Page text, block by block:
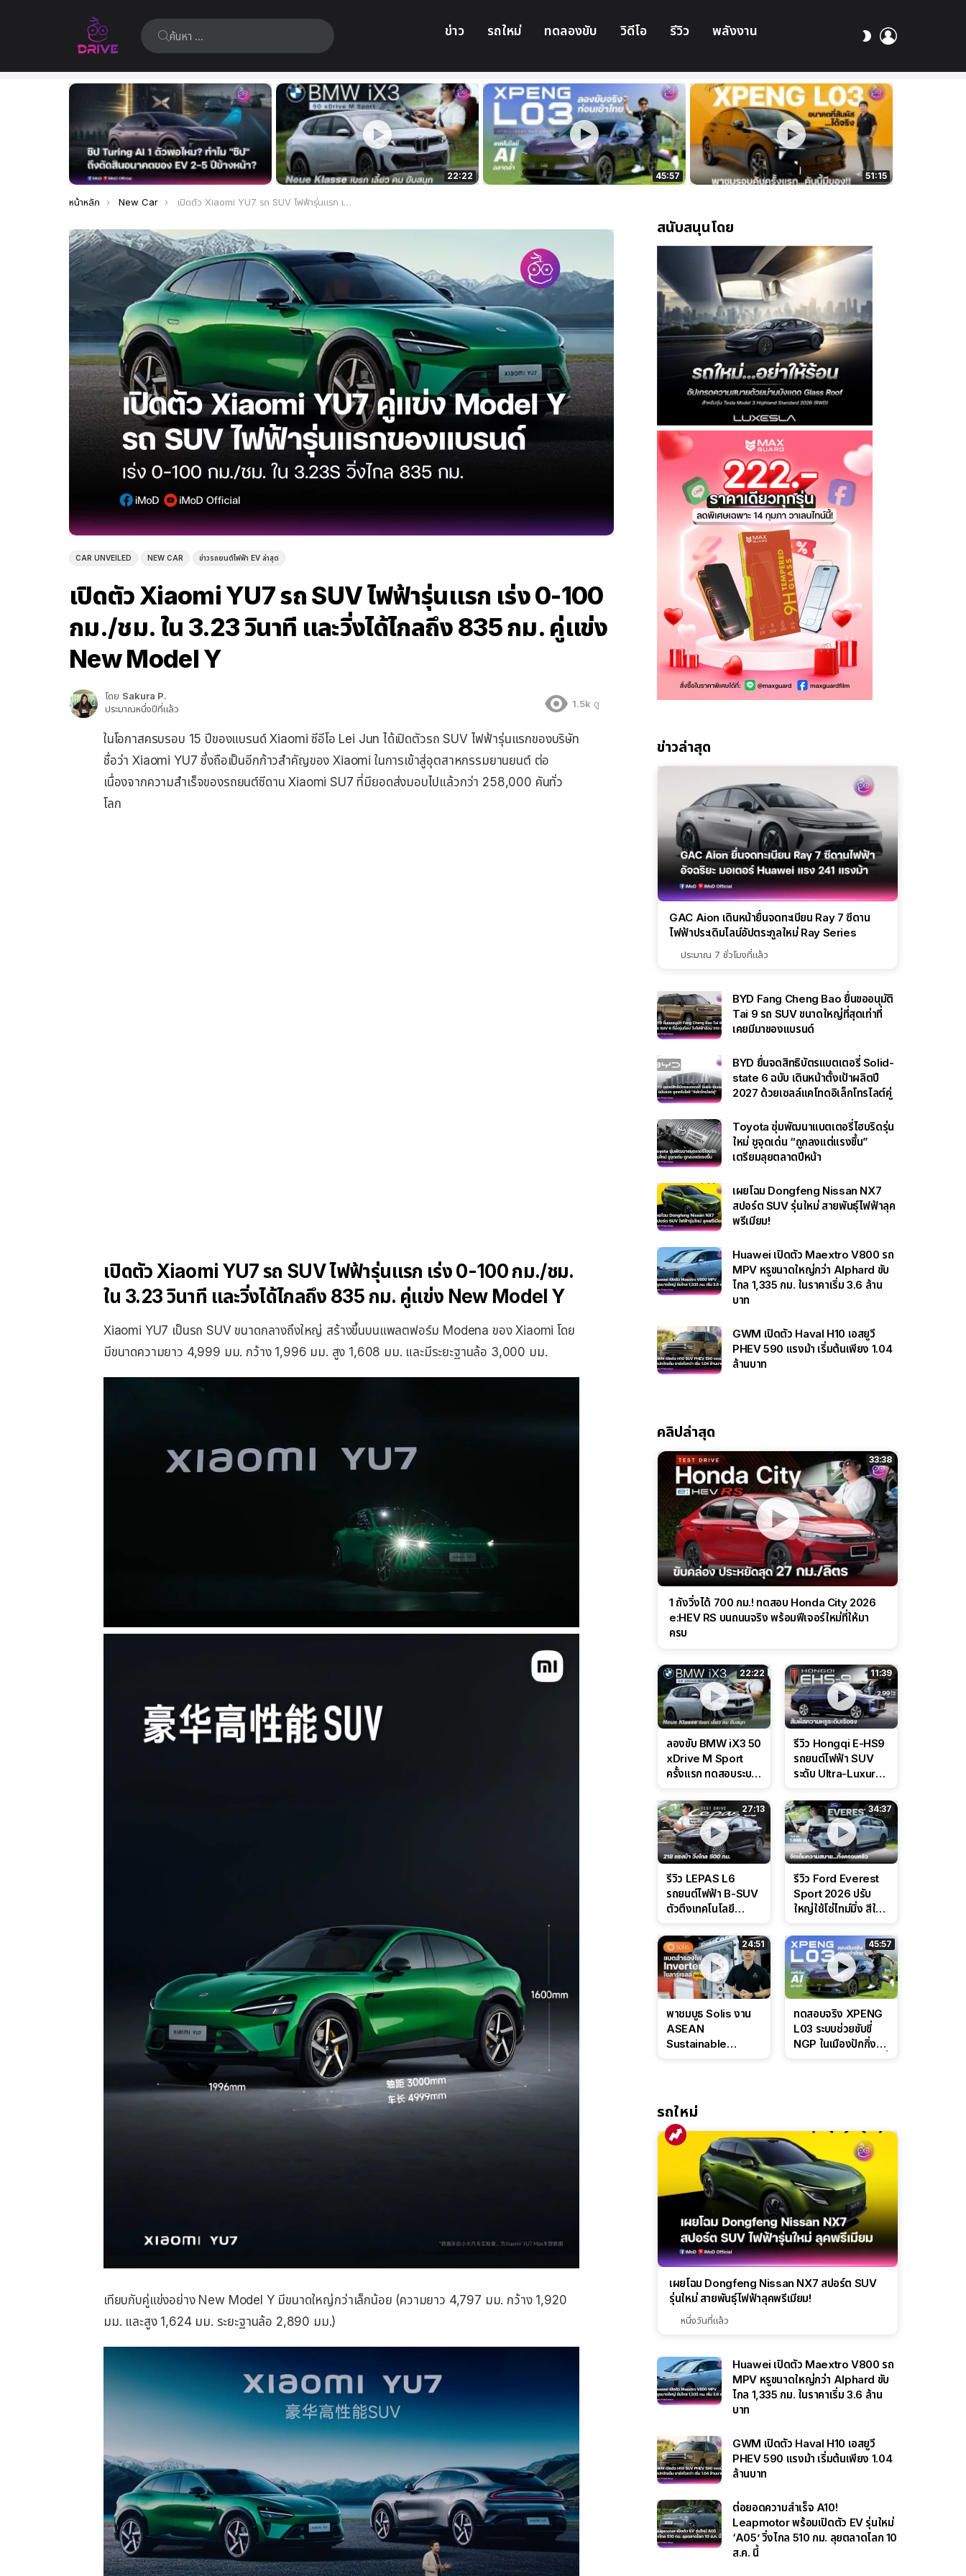
ค้นหา: ข่าว รถใหม่ ทดลองขับ วิดีโอ รีวิว พลังงาน
สลับ
เรื่อง
ล่าสุด
22:22 45:57 51:15
คุณอยู่ที่นี่:
หน้าหลัก New Car เปิดตัว Xiaomi YU7 รถ SUV ไฟฟ้ารุ่นแรก เร่ง 0-100 กม./ชม. ใน 3.23 วินาที และวิ่งได้ไกลถึง 835 กม. คู่แข่ง New Model Y
CAR UNVEILED NEW CAR ข่าวรถยนต์ไฟฟ้า EV ล่าสุด
เปิดตัว Xiaomi YU7 รถ SUV ไฟฟ้ารุ่นแรก เร่ง 0-100
กม./ชม. ใน 3.23 วินาที และวิ่งได้ไกลถึง 835 กม. คู่แข่ง
New Model Y
โดย Sakura P.
ประมาณหนึ่งปีที่แล้ว
1.5k ดู
ในโอกาสครบรอบ 15 ปีของแบรนด์ Xiaomi ซีอีโอ Lei Jun ได้เปิดตัวรถ SUV ไฟฟ้ารุ่นแรกของบริษัท
ชื่อว่า Xiaomi YU7 ซึ่งถือเป็นอีกก้าวสำคัญของ Xiaomi ในการเข้าสู่อุตสาหกรรมยานยนต์ ต่อ
เนื่องจากความสำเร็จของรถยนต์ซีดาน Xiaomi SU7 ที่มียอดส่งมอบไปแล้วกว่า 258,000 คันทั่ว
โลก
เปิดตัว Xiaomi YU7 รถ SUV ไฟฟ้ารุ่นแรก เร่ง 0-100 กม./ชม.
ใน 3.23 วินาที และวิ่งได้ไกลถึง 835 กม. คู่แข่ง New Model Y
Xiaomi YU7 เป็นรถ SUV ขนาดกลางถึงใหญ่ สร้างขึ้นบนแพลตฟอร์ม Modena ของ Xiaomi โดย
มีขนาดความยาว 4,999 มม. กว้าง 1,996 มม. สูง 1,608 มม. และมีระยะฐานล้อ 3,000 มม.
เทียบกับคู่แข่งอย่าง New Model Y มีขนาดใหญ่กว่าเล็กน้อย (ความยาว 4,797 มม. กว้าง 1,920
มม. และสูง 1,624 มม. ระยะฐานล้อ 2,890 มม.)
สนับสนุนโดย
ข่าวล่าสุด
GAC Aion เดินหน้ายื่นจดทะเบียน Ray 7 ซีดาน
ไฟฟ้าประเดิมไลน์อัปตระกูลใหม่ Ray Series
ประมาณ 7 ชั่วโมงที่แล้ว
BYD Fang Cheng Bao ยื่นขออนุมัติ
Tai 9 รถ SUV ขนาดใหญ่ที่สุดเท่าที่
เคยมีมาของแบรนด์
BYD ยื่นจดสิทธิบัตรแบตเตอรี่ Solid-
state 6 ฉบับ เดินหน้าตั้งเป้าผลิตปี
2027 ด้วยเซลล์แคโทดอิเล็กโทรไลต์คู่
Toyota ซุ่มพัฒนาแบตเตอรี่ไฮบริดรุ่น
ใหม่ ชูจุดเด่น “ถูกลงแต่แรงขึ้น”
เตรียมลุยตลาดปีหน้า
เผยโฉม Dongfeng Nissan NX7
สปอร์ต SUV รุ่นใหม่ สายพันธุ์ไฟฟ้าลุค
พรีเมียม!
Huawei เปิดตัว Maextro V800 รถ
MPV หรูขนาดใหญ่กว่า Alphard ขับ
ไกล 1,335 กม. ในราคาเริ่ม 3.6 ล้าน
บาท
GWM เปิดตัว Haval H10 เอสยูวี
PHEV 590 แรงม้า เริ่มต้นเพียง 1.04
ล้านบาท
คลิปล่าสุด
33:38
1 ถังวิ่งได้ 700 กม.! ทดสอบ Honda City 2026
e:HEV RS บนถนนจริง พร้อมฟีเจอร์ใหม่ที่ให้มา
ครบ
22:22
ลองขับ BMW iX3 50
xDrive M Sport
ครั้งแรก ทดสอบระบบ
Performance แบบ
จัดเต็มในสนาม
11:39
รีวิว Hongqi E-HS9
รถยนต์ไฟฟ้า SUV
ระดับ Ultra-Luxury
CDC นุ่มหนึบเหนือ
ระดับ
27:13
รีวิว LEPAS L6
รถยนต์ไฟฟ้า B-SUV
ตัวตึงเทคโนโลยี
ล่างหนึบ ลุ้นราคา 7
แสนต้น
34:37
รีวิว Ford Everest
Sport 2026 ปรับ
ใหญ่ใช้โซ่ไทม์มิ่ง สีใหม่
ดุดันสไตล์ครอบครัว
สายลุย
24:51
พาชมบูธ Solis งาน
ASEAN
Sustainable
IntelliHouse และ
EverCORE โซลูชัน
ESS ครบวงจร
45:57
ทดสอบจริง XPENG
L03 ระบบช่วยขับขี่
NGP ในเมืองปักกิ่ง
รถใหม่
เผยโฉม Dongfeng Nissan NX7 สปอร์ต SUV
รุ่นใหม่ สายพันธุ์ไฟฟ้าลุคพรีเมียม!
หนึ่งวันที่แล้ว
Huawei เปิดตัว Maextro V800 รถ
MPV หรูขนาดใหญ่กว่า Alphard ขับ
ไกล 1,335 กม. ในราคาเริ่ม 3.6 ล้าน
บาท
GWM เปิดตัว Haval H10 เอสยูวี
PHEV 590 แรงม้า เริ่มต้นเพียง 1.04
ล้านบาท
ต่อยอดความสำเร็จ A10!
Leapmotor พร้อมเปิดตัว EV รุ่นใหม่
‘A05’ วิ่งไกล 510 กม. ลุยตลาดโลก 10
ส.ค. นี้